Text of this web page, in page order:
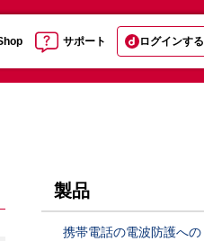
サポート ログインする
製品
携帯電話の電波防護への